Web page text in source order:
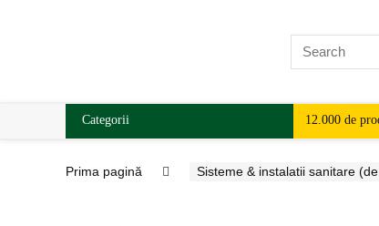
Categorii 12.000 de
Prima pagină Sisteme & instalatii sanitare